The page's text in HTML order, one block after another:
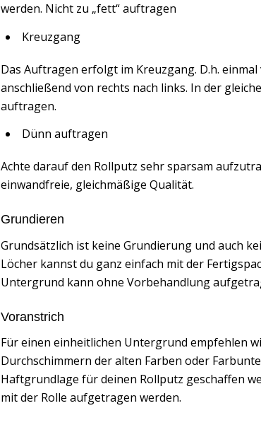
werden. Nicht zu „fett“ auftragen
Kreuzgang
Das Auftragen erfolgt im Kreuzgang. D.h.
anschließend von rechts nach links. In der
auftragen.
Dünn auftragen
Achte darauf den Rollputz sehr sparsam
einwandfreie, gleichmäßige Qualität.
Grundieren
Grundsätzlich ist keine Grundierung und auch
Löcher kannst du ganz einfach mit der
Untergrund kann ohne Vorbehandlung
Voranstrich
Für einen einheitlichen Untergrund empfehlen
Durchschimmern der alten Farben oder
Haftgrundlage für deinen Rollputz geschaffen
mit der Rolle aufgetragen werden.